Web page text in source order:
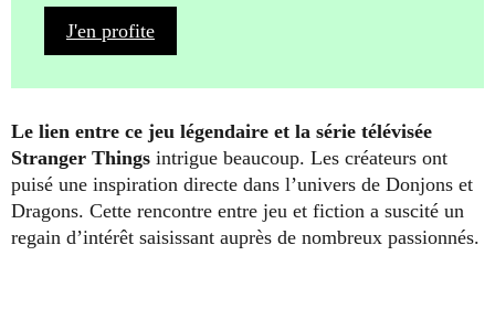
J'en profite
Le lien entre ce jeu légendaire et la série télévisée
Stranger Things intrigue beaucoup. Les créateurs ont
puisé une inspiration directe dans l’univers de Donjons et
Dragons. Cette rencontre entre jeu et fiction a suscité un
regain d’intérêt saisissant auprès de nombreux passionnés.